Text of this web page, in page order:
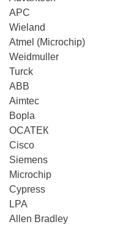
APC
Wieland
Atmel (Microchip)
Weidmuller
Turck
ABB
Aimtec
Bopla
ОСАТЕК
Cisco
Siemens
Microchip
Cypress
LPA
Allen Bradley